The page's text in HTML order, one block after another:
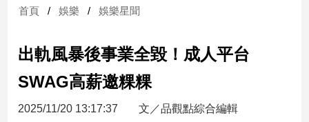
財
台
財
新
首頁 娛樂 娛樂星聞
出軌風暴後事業全毀！成人平台
SWAG高薪邀粿粿
2025/11/20 13:17:37 文／品觀點綜合編輯